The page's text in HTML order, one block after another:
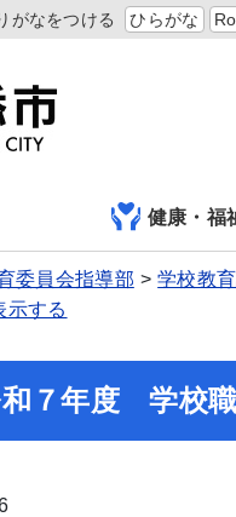
がなをつける ひらがな
健康・福
委員会指導部
学校教
示する
和７年度 学校